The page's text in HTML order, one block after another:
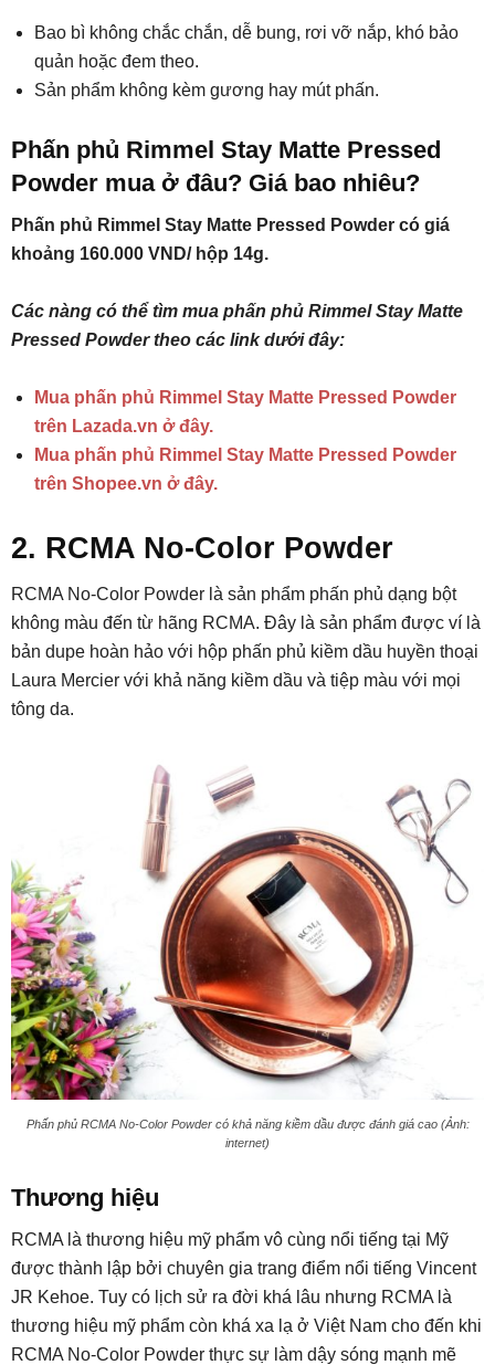
Bao bì không chắc chắn, dễ bung, rơi vỡ nắp, khó bảo
quản hoặc đem theo.
Sản phẩm không kèm gương hay mút phấn.
Phấn phủ Rimmel Stay Matte Pressed
Powder mua ở đâu? Giá bao nhiêu?
Phấn phủ Rimmel Stay Matte Pressed Powder có giá
khoảng 160.000 VND/ hộp 14g.
Các nàng có thể tìm mua phấn phủ Rimmel Stay Matte
Pressed Powder theo các link dưới đây:
Mua phấn phủ Rimmel Stay Matte Pressed Powder
trên Lazada.vn ở đây.
Mua phấn phủ Rimmel Stay Matte Pressed Powder
trên Shopee.vn ở đây.
2. RCMA No-Color Powder
RCMA No-Color Powder là sản phẩm phấn phủ dạng bột
không màu đến từ hãng RCMA. Đây là sản phẩm được ví là
bản dupe hoàn hảo với hộp phấn phủ kiềm dầu huyền thoại
Laura Mercier với khả năng kiềm dầu và tiệp màu với mọi
tông da.
Phấn phủ RCMA No-Color Powder có khả năng kiềm dầu được đánh giá cao (Ảnh:
internet)
Thương hiệu
RCMA là thương hiệu mỹ phẩm vô cùng nổi tiếng tại Mỹ
được thành lập bởi chuyên gia trang điểm nổi tiếng Vincent
JR Kehoe. Tuy có lịch sử ra đời khá lâu nhưng RCMA là
thương hiệu mỹ phẩm còn khá xa lạ ở Việt Nam cho đến khi
RCMA No-Color Powder thực sự làm dậy sóng mạnh mẽ